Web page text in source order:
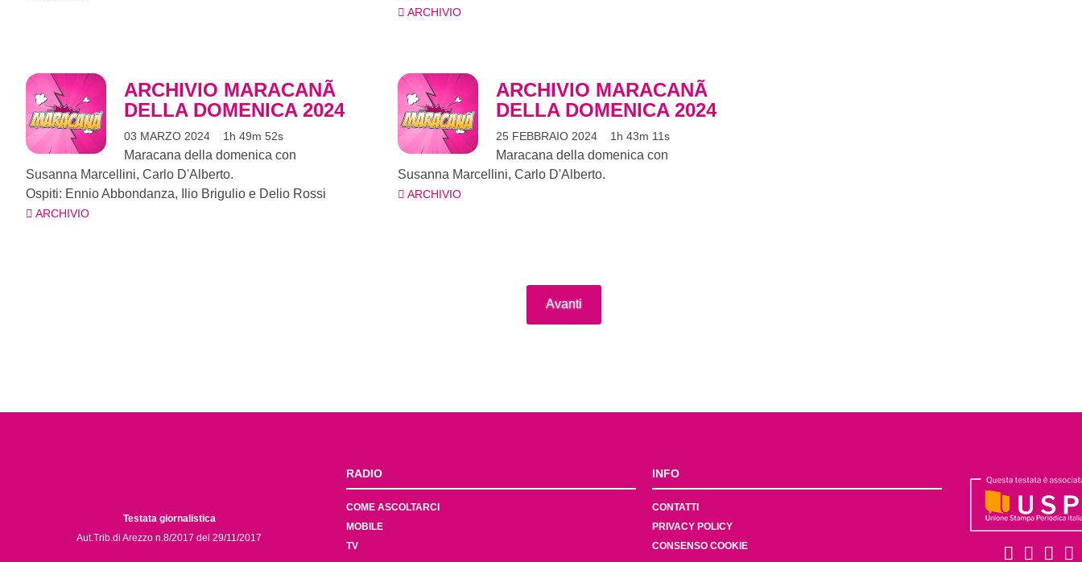
ARCHIVIO
ARCHIVIO MARACANÃ
DELLA DOMENICA 2024
03 MARZO 2024 1h 49m 52s
Maracana della domenica con
Susanna Marcellini, Carlo D'Alberto.
Ospiti: Ennio Abbondanza, Ilio Brigulio e Delio Rossi
ARCHIVIO
ARCHIVIO MARACANÃ
DELLA DOMENICA 2024
25 FEBBRAIO 2024 1h 43m 11s
Maracana della domenica con
Susanna Marcellini, Carlo D'Alberto.
ARCHIVIO
Avanti
Testata giornalistica
Aut.Trib.di Arezzo n.8/2017 del 29/11/2017
RADIO
COME ASCOLTARCI
MOBILE
TV
INFO
CONTATTI
PRIVACY POLICY
CONSENSO COOKIE